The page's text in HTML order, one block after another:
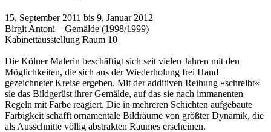
15. September 2011 bis 9. Januar 2012
Birgit Antoni – Gemälde (1998/1999)
Kabinettausstellung Raum 10
Die Kölner Malerin beschäftigt sich seit vielen Jahren mit den
Möglichkeiten, die sich aus der Wiederholung frei Hand
gezeichneter Kreise ergeben. Mit der additiven Reihung »schreibt«
sie das Bildgerüst ihrer Gemälde, auf das sie nach immanenten
Regeln mit Farbe reagiert. Die in mehreren Schichten aufgebaute
Farbigkeit schafft ornamentale Bildräume von größter Dynamik, die
als Ausschnitte völlig abstrakten Raumes erscheinen.